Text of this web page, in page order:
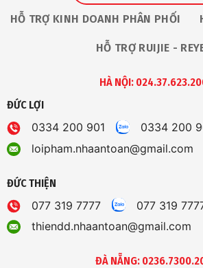
HỖ TRỢ KINH DOANH PHÂN PHỐI
HỖ TRỢ RUIJIE -
HÀ NỘI:
ĐỨC LỢI
0334 200 901
0334 200
loipham.nhaantoan@gmail.com
ĐỨC THIỆN
077 319 7777
077 319
thiendd.nhaantoan@gmail.com
ĐÀ NẴNG: